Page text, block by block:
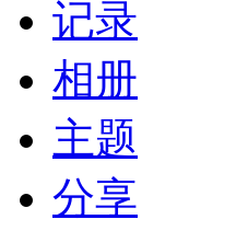
记录
相册
主题
分享